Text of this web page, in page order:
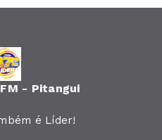
- Pitangui
é Líder!